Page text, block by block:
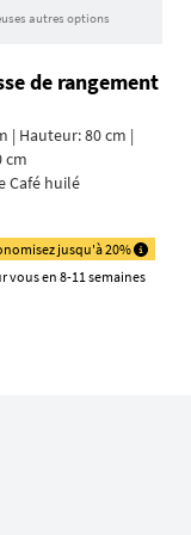
autres options
de rangement
| Hauteur: 80 cm |
cm
Café huilé
jusqu'à 20%
vous en 8-11 semaines